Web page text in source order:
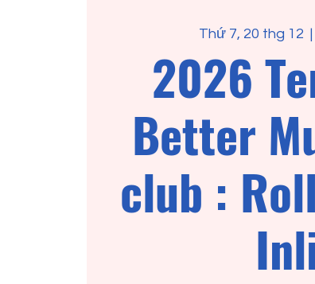
Thứ 7, 20 thg 12
  |
2026
Better
club :